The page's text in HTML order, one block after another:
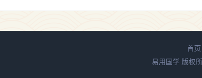
首页
易用国学 版权